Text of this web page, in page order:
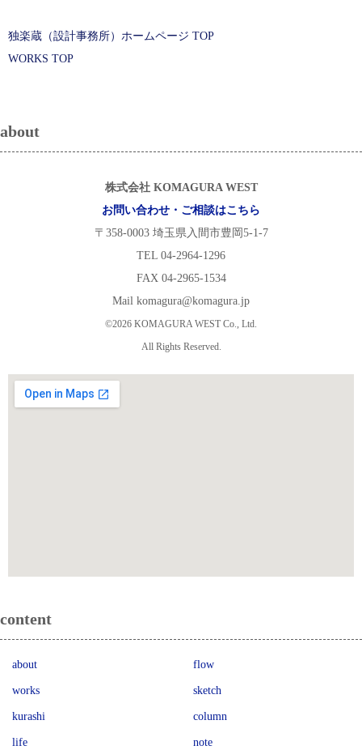
独楽蔵（設計事務所）ホームページ TOP
WORKS TOP
about
株式会社 KOMAGURA WEST
お問い合わせ・ご相談はこちら
〒358-0003 埼玉県入間市豊岡5-1-7
TEL 04-2964-1296
FAX 04-2965-1534
Mail komagura@komagura.jp
©2026 KOMAGURA WEST Co., Ltd.
All Rights Reserved.
content
about flow
works sketch
kurashi column
life note